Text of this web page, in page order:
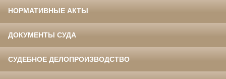
НОРМАТИВНЫЕ АКТЫ
ДОКУМЕНТЫ СУДА
СУДЕБНОЕ ДЕЛОПРОИЗВОДСТВО